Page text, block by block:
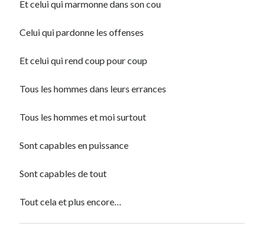
Et celui qui marmonne dans son cou
Celui qui pardonne les offenses
Et celui qui rend coup pour coup
Tous les hommes dans leurs errances
Tous les hommes et moi surtout
Sont capables en puissance
Sont capables de tout
Tout cela et plus encore…